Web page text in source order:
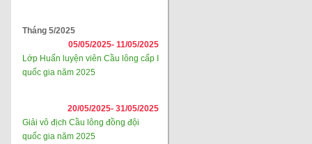
Tháng 5/2025
05/05/2025- 11/05/2025
Lớp Huấn luyện viên Cầu lông cấp I
quốc gia năm 2025
20/05/2025- 31/05/2025
Giải vô địch Cầu lông đồng đội
quốc gia năm 2025